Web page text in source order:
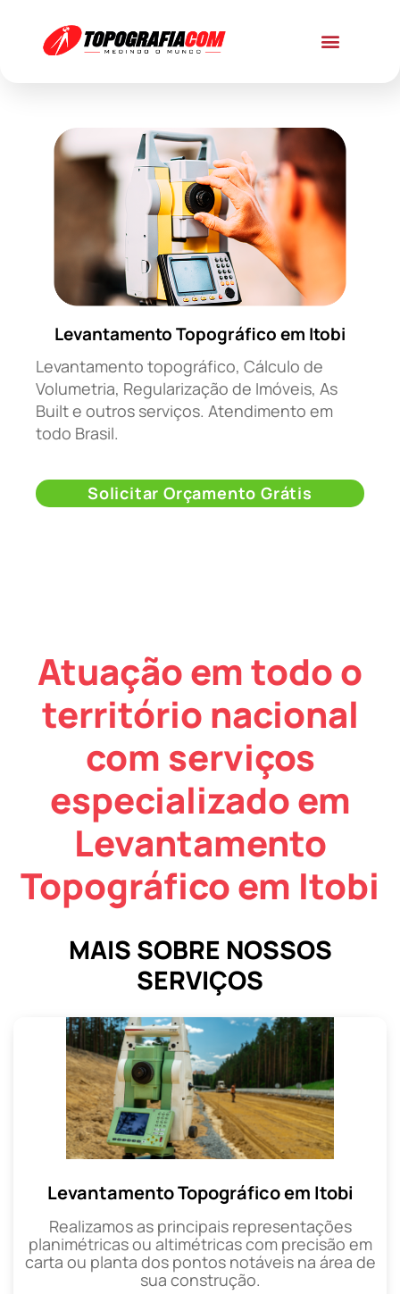
Levantamento Topográfico em Itobi
Levantamento topográfico, Cálculo de
Volumetria, Regularização de Imóveis, As
Built e outros serviços. Atendimento em
todo Brasil.
Solicitar Orçamento Grátis
Atuação em todo o
território nacional
com serviços
especializado em
Levantamento
Topográfico em Itobi
MAIS SOBRE NOSSOS
SERVIÇOS
Levantamento Topográfico em Itobi
Realizamos as principais representações
planimétricas ou altimétricas com precisão em
carta ou planta dos pontos notáveis na área de
sua construção.